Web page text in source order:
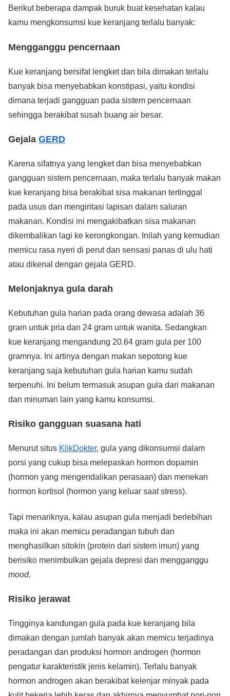
Berikut beberapa dampak buruk buat kesehatan kalau
kamu mengkonsumsi kue keranjang terlalu banyak:
Mengganggu pencernaan
Kue keranjang bersifat lengket dan bila dimakan terlalu
banyak bisa menyebabkan konstipasi, yaitu kondisi
dimana terjadi gangguan pada sistem pencernaan
sehingga berakibat susah buang air besar.
Gejala GERD
Karena sifatnya yang lengket dan bisa menyebabkan
gangguan sistem pencernaan, maka terlalu banyak makan
kue keranjang bisa berakibat sisa makanan tertinggal
pada usus dan mengiritasi lapisan dalam saluran
makanan. Kondisi ini mengakibatkan sisa makanan
dikembalikan lagi ke kerongkongan. Inilah yang kemudian
memicu rasa nyeri di perut dan sensasi panas di ulu hati
atau dikenal dengan gejala GERD.
Melonjaknya gula darah
Kebutuhan gula harian pada orang dewasa adalah 36
gram untuk pria dan 24 gram untuk wanita. Sedangkan
kue keranjang mengandung 20.64 gram gula per 100
gramnya. Ini artinya dengan makan sepotong kue
keranjang saja kebutuhan gula harian kamu sudah
terpenuhi. Ini belum termasuk asupan gula dari makanan
dan minuman lain yang kamu konsumsi.
Risiko gangguan suasana hati
Menurut situs KlikDokter, gula yang dikonsumsi dalam
porsi yang cukup bisa melepaskan hormon dopamin
(hormon yang mengendalikan perasaan) dan menekan
hormon kortisol (hormon yang keluar saat stress).
Tapi menariknya, kalau asupan gula menjadi berlebihan
maka ini akan memicu peradangan tubuh dan
menghasilkan sitokin (protein dari sistem imun) yang
berisiko menimbulkan gejala depresi dan mengganggu
mood.
Risiko jerawat
Tingginya kandungan gula pada kue keranjang bila
dimakan dengan jumlah banyak akan memicu terjadinya
peradangan dan produksi hormon androgen (hormon
pengatur karakteristik jenis kelamin). Terlalu banyak
hormon androgen akan berakibat kelenjar minyak pada